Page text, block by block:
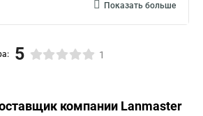
Показать больше
5 1
компании Lanmaster